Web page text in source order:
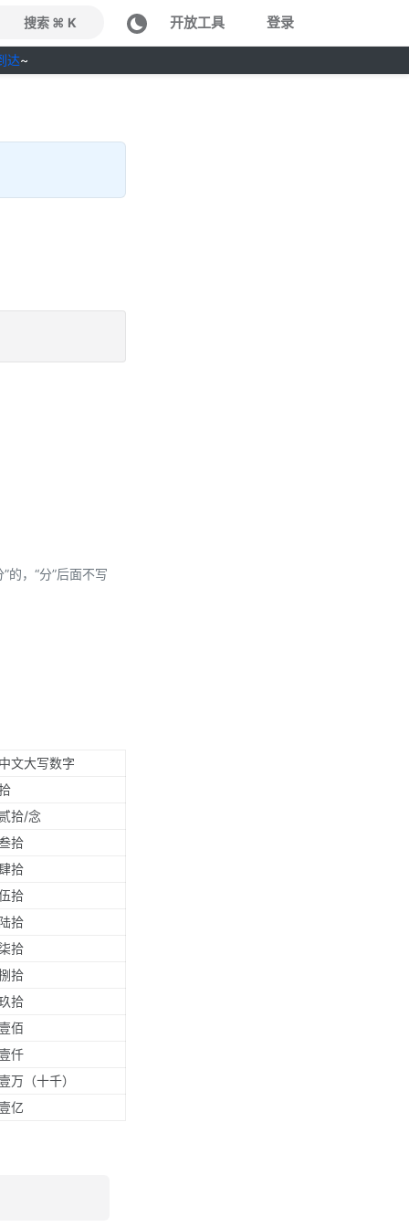
搜索 ⌘ K 开放工具 登录
达~
的，“分”后面不写
文大写数字
拾/念
拾
拾
拾
拾
拾
拾
拾
佰
仟
万（十千）
亿